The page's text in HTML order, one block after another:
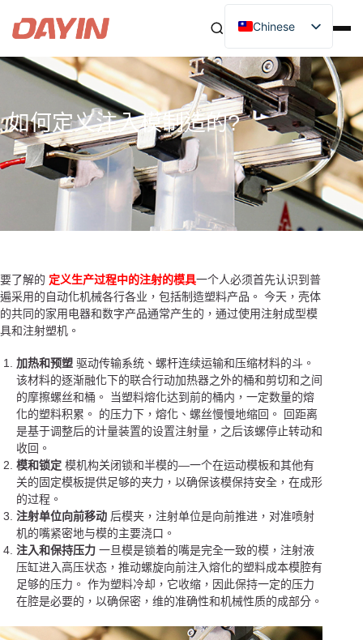
Chinese
如何定义注入模制造的?
要了解的 定义生产过程中的注射的模具一个人必须首先认识到普
遍采用的自动化机械各行各业，包括制造塑料产品。 今天，壳体
的共同的家用电器和数字产品通常产生的，通过使用注射成型模
具和注射塑机。
加热和预塑 驱动传输系统、螺杆连续运输和压缩材料的斗。
该材料的逐渐融化下的联合行动加热器之外的桶和剪切和之间
的摩擦螺丝和桶。 当塑料熔化达到前的桶内，一定数量的熔
化的塑料积累。 的压力下，熔化、螺丝慢慢地缩回。 回距离
是基于调整后的计量装置的设置注射量，之后该螺停止转动和
收回。
模和锁定 模机构关闭锁和半模的—一个在运动模板和其他有
关的固定模板提供足够的夹力，以确保该模保持安全，在成形
的过程。
注射单位向前移动 后模夹，注射单位是向前推进，对准喷射
机的嘴紧密地与模的主要浇口。
注入和保持压力 一旦模是锁着的嘴是完全一致的模，注射液
压缸进入高压状态，推动螺旋向前注入熔化的塑料成本模腔有
足够的压力。 作为塑料冷却，它收缩，因此保持一定的压力
在腔是必要的，以确保密，维的准确性和机械性质的成部分。